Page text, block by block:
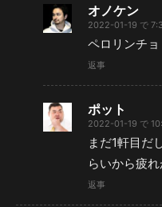
オノケン
2022-01-19 で
ペロリンチョ
返事
ポット
2022-01-19 で
まだ1軒目だ
らいから疲
返事